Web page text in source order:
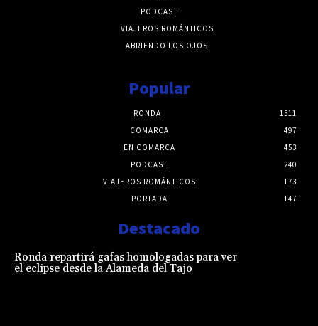
PODCAST
VIAJEROS ROMÁNTICOS
ABRIENDO LOS OJOS
Popular
RONDA
1511
COMARCA
497
EN COMARCA
453
PODCAST
240
VIAJEROS ROMÁNTICOS
173
PORTADA
147
Destacado
Ronda repartirá gafas homologadas para ver
el eclipse desde la Alameda del Tajo